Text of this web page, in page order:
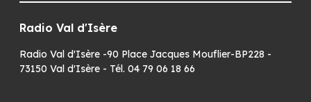
Radio Val d'Isère
Radio Val d'Isère -90 Place Jacques Mouflier-BP228 -
73150 Val d'Isère - Tél. 04 79 06 18 66